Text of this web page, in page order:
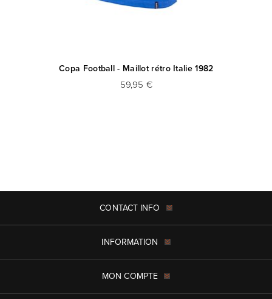
Copa Football - Maillot rétro Italie 1982
59,95 €
CONTACT INFO
INFORMATION
MON COMPTE